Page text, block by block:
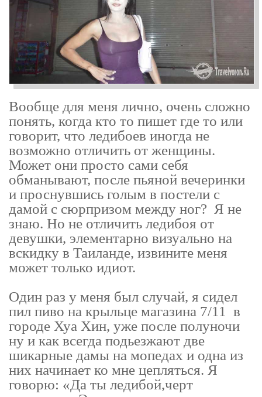
Вообще для меня лично, очень сложно
понять, когда кто то пишет где то или
говорит, что ледибоев иногда не
возможно отличить от женщины.
Может они просто сами себя
обманывают, после пьяной вечеринки
и проснувшись голым в постели с
дамой с сюрпризом между ног? Я не
знаю. Но не отличить ледибоя от
девушки, элементарно визуально на
вскидку в Таиланде, извините меня
может только идиот.
Один раз у меня был случай, я сидел
пил пиво на крыльце магазина 7/11 в
городе Хуа Хин, уже после полуночи
ну и как всегда подьезжают две
шикарные дамы на мопедах и одна из
них начинает ко мне цепляться. Я
говорю: «Да ты ледибой,черт